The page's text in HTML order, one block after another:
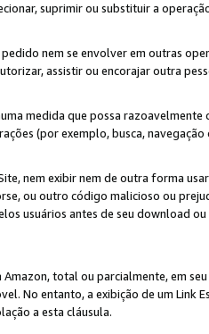
suprimir ou substituir a
nem se envolver em outras
assistir ou encorajar outra
medida que possa
(por exemplo, busca,
nem exibir nem de outra forma
ou outro código malicioso ou
usuários antes de seu download
Amazon, total ou parcialmente, em
No entanto, a exibição de um Link
a esta cláusula.